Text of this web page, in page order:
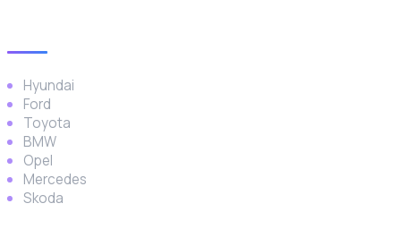
Hyundai
Ford
Toyota
BMW
Opel
Mercedes
Skoda